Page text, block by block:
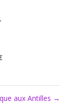
aux Antilles →